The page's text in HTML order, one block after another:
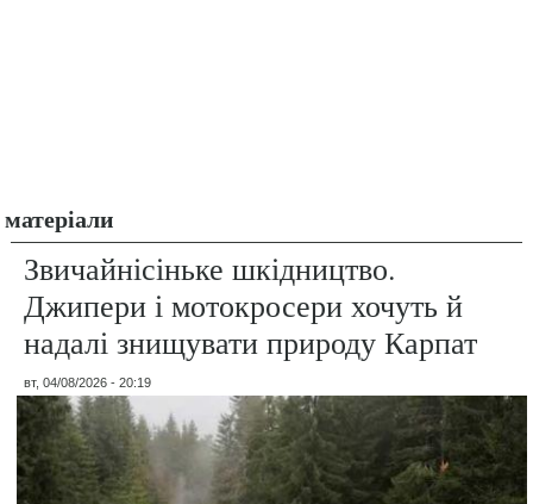
матеріали
Звичайнісіньке шкідництво.
Джипери і мотокросери хочуть й
надалі знищувати природу Карпат
вт, 04/08/2026 - 20:19